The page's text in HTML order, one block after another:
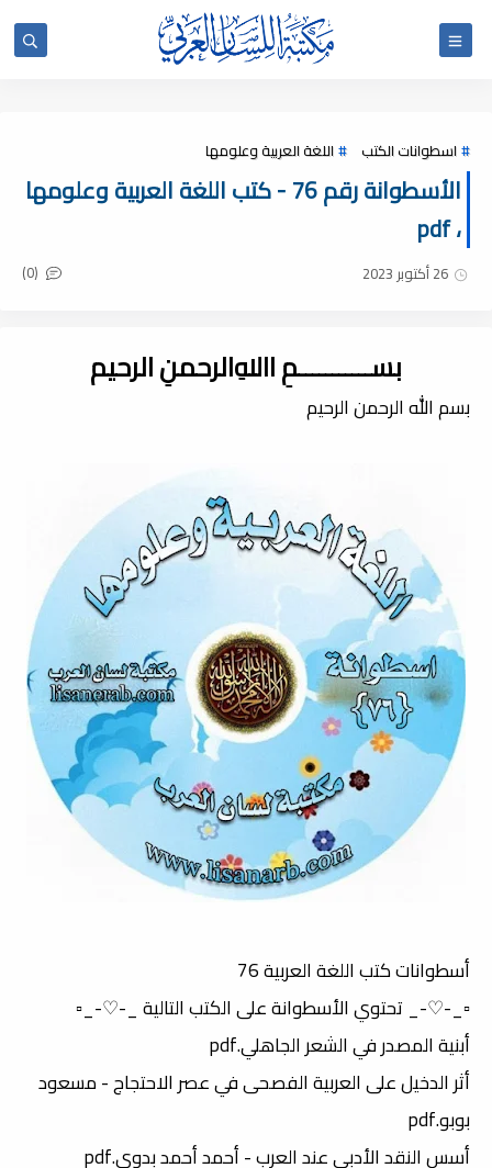
اسطوانات الكتب اللغة العربية وعلومها
الأسطوانة رقم 76 - كتب اللغة العربية وعلومها
، pdf
26 أكتوبر 2023 (0)
بســـــــــــمِ اﷲِالرحمنِ الرحيم
بسم الله الرحمن الرحيم
أسطوانات كتب اللغة العربية 76
▫️_-♡-_ تحتوي الأسطوانة على الكتب التالية _-♡-_▫️
أبنية المصدر في الشعر الجاهلي.pdf
أثر الدخيل على العربية الفصحى في عصر الاحتجاج - مسعود
بوبو.pdf
أسس النقد الأدبي عند العرب - أحمد أحمد بدوي.pdf